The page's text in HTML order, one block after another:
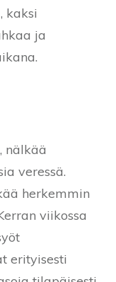
kaksi
ja
nälkää
veressä.
herkemmin
viikossa
erityisesti